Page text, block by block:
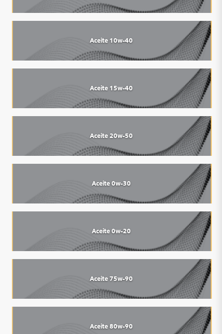
Aceite 10w-40
Aceite 15w-40
Aceite 20w-50
Aceite 0w-30
Aceite 0w-20
Aceite 75w-90
Aceite 80w-90